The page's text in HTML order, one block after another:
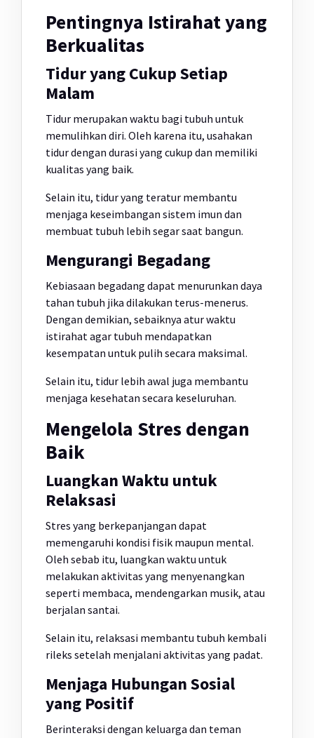
Pentingnya Istirahat yang
Berkualitas
Tidur yang Cukup Setiap
Malam
Tidur merupakan waktu bagi tubuh untuk
memulihkan diri. Oleh karena itu, usahakan
tidur dengan durasi yang cukup dan memiliki
kualitas yang baik.
Selain itu, tidur yang teratur membantu
menjaga keseimbangan sistem imun dan
membuat tubuh lebih segar saat bangun.
Mengurangi Begadang
Kebiasaan begadang dapat menurunkan daya
tahan tubuh jika dilakukan terus-menerus.
Dengan demikian, sebaiknya atur waktu
istirahat agar tubuh mendapatkan
kesempatan untuk pulih secara maksimal.
Selain itu, tidur lebih awal juga membantu
menjaga kesehatan secara keseluruhan.
Mengelola Stres dengan
Baik
Luangkan Waktu untuk
Relaksasi
Stres yang berkepanjangan dapat
memengaruhi kondisi fisik maupun mental.
Oleh sebab itu, luangkan waktu untuk
melakukan aktivitas yang menyenangkan
seperti membaca, mendengarkan musik, atau
berjalan santai.
Selain itu, relaksasi membantu tubuh kembali
rileks setelah menjalani aktivitas yang padat.
Menjaga Hubungan Sosial
yang Positif
Berinteraksi dengan keluarga dan teman